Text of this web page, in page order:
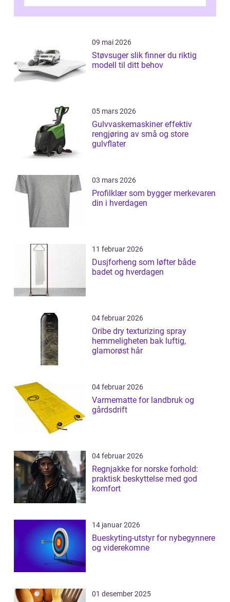
09 mai 2026
Støvsuger slik finner du riktig
modell til ditt behov
05 mars 2026
Gulvvaskemaskiner effektiv
rengjøring av små og store
gulvflater
03 mars 2026
Profilklær som bygger merkevaren
din i hverdagen
11 februar 2026
Dusjforheng som løfter både
badet og hverdagen
04 februar 2026
Oribe dry texturizing spray
hemmeligheten bak luftig,
glamorøst hår
04 februar 2026
Varmematte for landbruk og
gårdsdrift
04 februar 2026
Regnjakke for norske forhold:
praktisk beskyttelse med god
komfort
14 januar 2026
Bueskyting-utstyr for nybegynnere
og viderekomne
01 desember 2025